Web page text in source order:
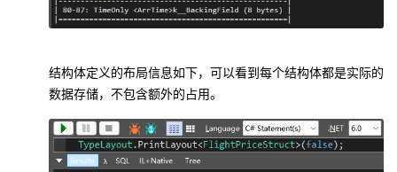
结构体定义的布局信息如下，可以看到每个结构体都是实际的
数据存储，不包含额外的占用。